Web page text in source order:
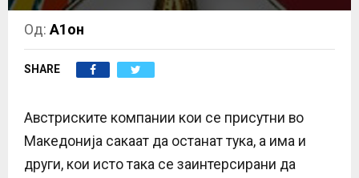
M
E
N
U
Од:А1он
SHARE
Австриските компании кои се присутни во
Македонија сакаат да останат тука, а има и
други, кои исто така се заинтерсирани да